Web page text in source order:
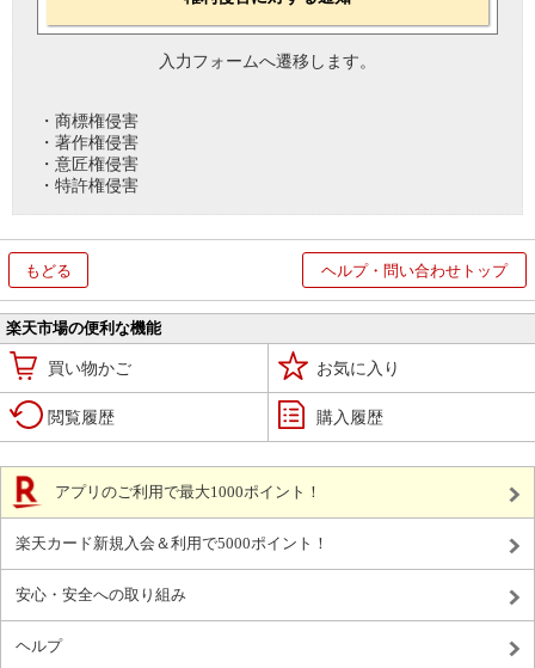
入力フォームへ遷移します。
・商標権侵害
・著作権侵害
・意匠権侵害
・特許権侵害
もどる ヘルプ・問い合わせトップ
楽天市場の便利な機能
買い物かご お気に入り
閲覧履歴 購入履歴
アプリのご利用で最大1000ポイント！
楽天カード新規入会＆利用で5000ポイント！
安心・安全への取り組み
ヘルプ